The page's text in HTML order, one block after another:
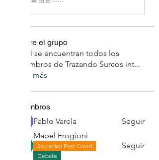
Sobre el grupo
Aquí se encuentran todos los
miembros de Trazando Surcos int...
Leer más
Miembros
Pablo Varela
Seguir
Mabel Frogioni
Sociedad Post Covid
Debate
Seguir